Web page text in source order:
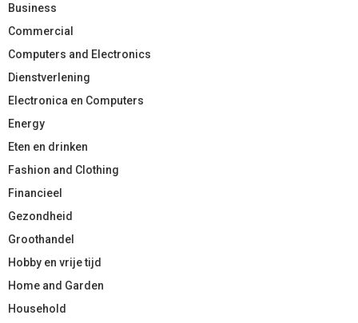
Business
Commercial
Computers and Electronics
Dienstverlening
Electronica en Computers
Energy
Eten en drinken
Fashion and Clothing
Financieel
Gezondheid
Groothandel
Hobby en vrije tijd
Home and Garden
Household